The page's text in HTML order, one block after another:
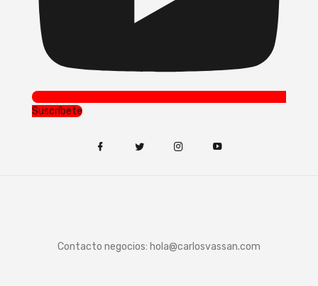
Suscríbete
Contacto negocios: hola@carlosvassan.com